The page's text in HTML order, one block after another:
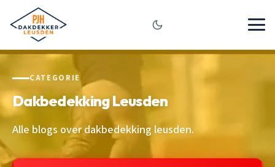
CATEGORIE
Dakbedekking Leusden
Alle blogs over dakbedekking leusden.